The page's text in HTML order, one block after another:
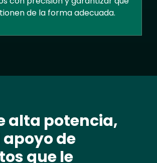
de la forma adecuada.
alta potencia,
apoyo de
que le